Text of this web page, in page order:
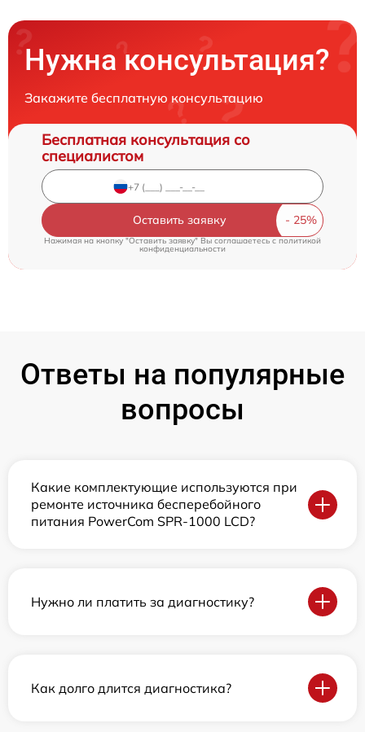
Нужна консультация?
Закажите бесплатную консультацию
Бесплатная консультация со
специалистом
Оставить заявку
Нажимая на кнопку "Оставить заявку" Вы соглашаетесь cполитикой
конфиденциальности
Ответы на популярные
вопросы
Какие комплектующие используются при
ремонте источника бесперебойного
питания PowerCom SPR-1000 LCD?
Нужно ли платить за диагностику?
Как долго длится диагностика?